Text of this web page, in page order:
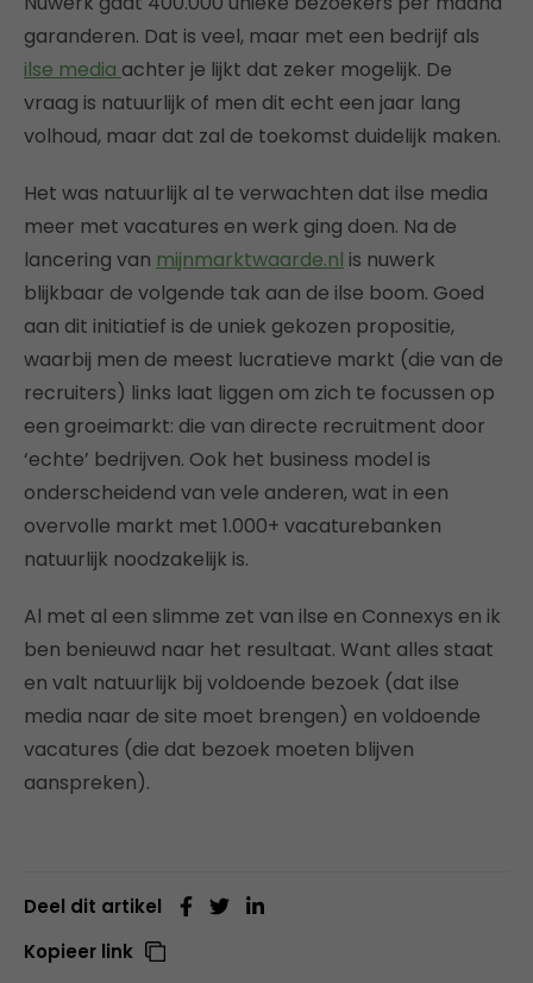
garanderen. Dat is veel, maar met een bedrijf als
ilse media achter je lijkt dat zeker mogelijk. De
vraag is natuurlijk of men dit echt een jaar lang
volhoud, maar dat zal de toekomst duidelijk maken.
Het was natuurlijk al te verwachten dat ilse media
meer met vacatures en werk ging doen. Na de
lancering van mijnmarktwaarde.nl is nuwerk
blijkbaar de volgende tak aan de ilse boom. Goed
aan dit initiatief is de uniek gekozen propositie,
waarbij men de meest lucratieve markt (die van de
recruiters) links laat liggen om zich te focussen op
een groeimarkt: die van directe recruitment door
‘echte’ bedrijven. Ook het business model is
onderscheidend van vele anderen, wat in een
overvolle markt met 1.000+ vacaturebanken
natuurlijk noodzakelijk is.
Al met al een slimme zet van ilse en Connexys en ik
ben benieuwd naar het resultaat. Want alles staat
en valt natuurlijk bij voldoende bezoek (dat ilse
media naar de site moet brengen) en voldoende
vacatures (die dat bezoek moeten blijven
aanspreken).
Deel dit artikel
Kopieer link